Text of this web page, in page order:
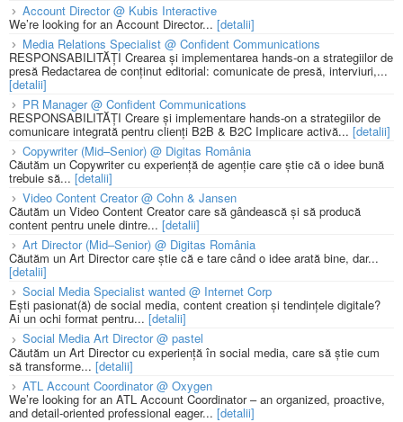
Account Director @ Kubis Interactive
We’re looking for an Account Director... [detalii]
Media Relations Specialist @ Confident Communications
RESPONSABILITĂȚI Crearea și implementarea hands-on a strategiilor de
presă Redactarea de conținut editorial: comunicate de presă, interviuri,...
[detalii]
PR Manager @ Confident Communications
RESPONSABILITĂȚI Creare și implementare hands-on a strategiilor de
comunicare integrată pentru clienți B2B & B2C Implicare activă... [detalii]
Copywriter (Mid–Senior) @ Digitas România
Căutăm un Copywriter cu experiență de agenție care știe că o idee bună
trebuie să... [detalii]
Video Content Creator @ Cohn & Jansen
Căutăm un Video Content Creator care să gândească și să producă
content pentru unele dintre... [detalii]
Art Director (Mid–Senior) @ Digitas România
Căutăm un Art Director care știe că e tare când o idee arată bine, dar...
[detalii]
Social Media Specialist wanted @ Internet Corp
Ești pasionat(ă) de social media, content creation și tendințele digitale?
Ai un ochi format pentru... [detalii]
Social Media Art Director @ pastel
Căutăm un Art Director cu experiență în social media, care să știe cum
să transforme... [detalii]
ATL Account Coordinator @ Oxygen
We’re looking for an ATL Account Coordinator – an organized, proactive,
and detail-oriented professional eager... [detalii]